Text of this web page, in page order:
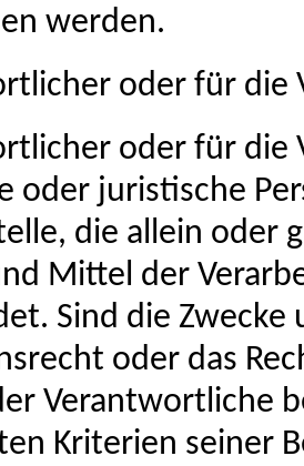
werden.
oder für die
oder für die
oder juristische
die allein oder
Mittel der
Sind die
oder das
Verantwortliche
Kriterien seiner